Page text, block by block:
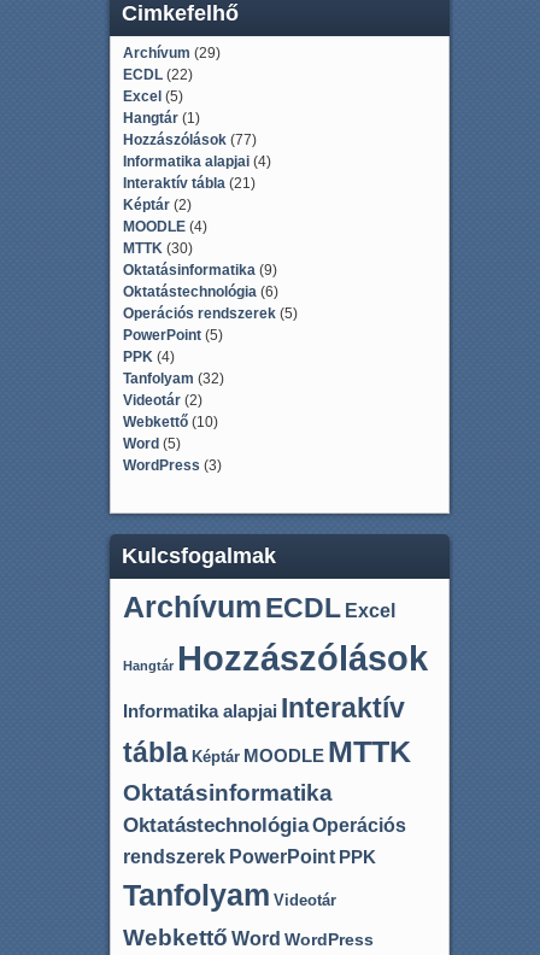
Cimkefelhő
Archívum (29)
ECDL(22)
Excel (5)
Hangtár(1)
Hozzászólások(77)
Informatika alapjai(4)
Interaktív tábla(21)
Képtár(2)
MOODLE(4)
MTTK(30)
Oktatásinformatika(9)
Oktatástechnológia(6)
Operációs rendszerek(5)
PowerPoint(5)
PPK(4)
Tanfolyam (32)
Videotár(2)
Webkettő(10)
Word (5)
WordPress (3)
Kulcsfogalmak
ArchívumECDL Excel
Hangtár Hozzászólások
Informatika alapjai Interaktív
tábla Képtár MOODLE MTTK
Oktatásinformatika
OktatástechnológiaOperációs
rendszerek PowerPoint PPK
Tanfolyam Videotár
Webkettő Word WordPress